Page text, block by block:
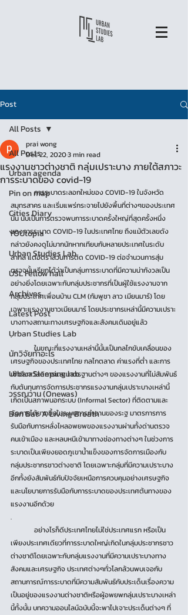
Post
All Posts
Urban agenda
Pin on map
Cities Diary
YOUtopia
Urban Studies Lab
USL Fellow hall
Archives
Latest Post
Urban Studies Lab
นักวิจัยทำอะไร
Urban Sleeping lab
วรรณวาน (Onewas)
Ban Bat: A Living Breath
All Posts
แรงงานชาวต่างชาติ กลุ่มเปราะบาง ภายใต้สภาวะ
การระบาดของ covid-19
prai wong
Dec 22, 20203 min read
	การระบาดระลอกใหม่ของ COVID-19 ในจังหวัด
สมุทรสาคร และเริ่มแพร่กระจายไปยังพื้นที่ต่างๆของประเทศ
นั้น นับเป็นการตรวจพบการระบาดครั้งใหญ่ที่สุดครั้งหนึ่ง
ของการระบาด COVID-19 ในประเทศไทย ถึงแม้ตัวเลขดัง
กล่าวยังคงดูไม่มากนักหากเทียบกับหลายประเทศในระดับ
สากล แต่อัตราส่วนการติด COVID-19 ต่อจำนวนการสุ่ม
ตรวจนั้นเรียกได้ว่าเป็นกลุ่มการระบาดที่มีความน่ากังวลเป็น
อย่างยิ่งโดยเฉพาะกับกลุ่มประชากรที่เป็นผู้ใช้แรงงานจาก
กลุ่มประเทศเพื่อนบ้าน CLM (กัมพูชา ลาว เมียนมาร์) โดย
เฉพาะแรงงานชาวเมียนมาร์ โดยประชากรเหล่านี้มีความเปราะ
บางทางสถานะทางเศรษฐกิจและสังคมเดิมอยู่แล้ว
.
	ในขณะที่แรงงานเหล่านี้นั้นเป็นกลไกขับเคลื่อนของ
เศรษฐกิจของประเทศไทย กลไกตลาด ค่าแรงที่ต่ำ และการ
เข้าถึงสวัสดิการและมาตรฐานต่างๆ ของแรงงานที่ไม่สัมพันธ์
กับต้นทุนการจัดการประชากรแรงงานกลุ่มเปราะบางเหล่านี้
เกิดเป็นสภาพนอกระบบ (Informal Sector) ที่ติดตามและ
จัดการได้ยากขึ้นในระบบการทำงานของระฐ มาตรการการ
รับมือกับการหลั่งไหลอพยพของแรงงานผ่านทั้งด่านตรวจ
คนเข้าเมือง และหลบหนีเข้ามาทางช่องทางต่างๆ ในช่วงการ
ระบาดเป็นเพียงยอดภูเขาน้ำแข็งของการจัดการเมืองกับ
กลุ่มประชากรชาวต่างชาติ โดยเฉพาะกลุ่มที่มีความเปราะบาง
อีกทั้งยังสัมพันธ์กับปัจจัยเหนือการควบคุมอย่างเศรษฐกิจ
และนโยบายการรับมือกับการระบาดของประเทศต้นทางของ
แรงงานอีกด้วย
.
เพียงประเทศเดียวที่การระบาดใหญ่เกิดในกลุ่มประชากรชาว
ต่างชาติโดยเฉพาะกับกลุ่มแรงงานที่มีความเปราะบางทาง
สังคมและเศรษฐกิจ ประเทศต่างๆทั่วโลกล้วนพบเจอกับ
สถานการณ์การระบาดที่มีความสัมพันธ์กับประเด็นเรื่องความ
เป็นอยู่ของแรงงานต่างชาติหรือผู้อพยพกลุ่มเปราะบางเหล่า
นี้ทั้งนั้น บทความออนไลน์ฉบับนี้จะพาไปเจาะประเด็นต่างๆ ที่